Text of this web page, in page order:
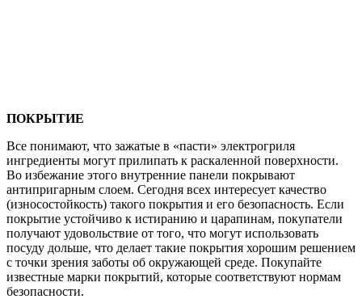
ПОКРЫТИЕ
Все понимают, что зажатые в «пасти» электрогриля
ингредиенты могут прилипать к раскаленной поверхности.
Во избежание этого внутренние панели покрывают
антипригарным слоем. Сегодня всех интересует качество
(износостойкость) такого покрытия и его безопасность. Если
покрытие устойчиво к истиранию и царапинам, покупатели
получают удовольствие от того, что могут использовать
посуду дольше, что делает такие покрытия хорошим решением
с точки зрения заботы об окружающей среде. Покупайте
известные марки покрытий, которые соответствуют нормам
безопасности.